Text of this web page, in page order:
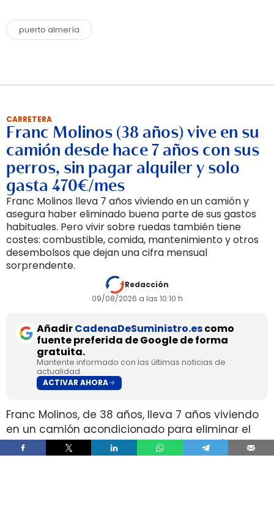
puerto almería
CARRETERA
Franc Molinos (38 años) vive en su
camión desde hace 7 años con sus
perros, sin pagar alquiler y solo
gasta 470€/mes
Franc Molinos lleva 7 años viviendo en un camión y
asegura haber eliminado buena parte de sus gastos
habituales. Pero vivir sobre ruedas también tiene
costes: combustible, comida, mantenimiento y otros
desembolsos que dejan una cifra mensual
sorprendente.
Redacción
09/08/2026 a las 10:10 h
AñadirCadenaDeSuministro.escomo
fuente preferida de Google de forma
gratuita.
Mantente informado con las últimas noticias de
actualidad.
ACTIVAR AHORA
Franc Molinos, de 38 años, lleva 7 años viviendo
en un camión acondicionado para eliminar el
alquiler y recortar sus gastos fijos. El vehículo
incorpora cocina, dormitorio, espacio de